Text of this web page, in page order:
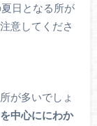
日となる所が
意してくださ
が多いでしょ
中心ににわか